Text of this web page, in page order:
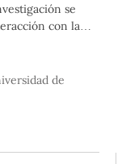
se
con la
de
y la
con
Estado ante
de